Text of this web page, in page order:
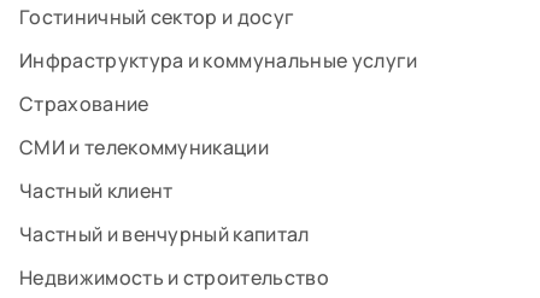
Гостиничный сектор и досуг
Инфраструктура и коммунальные услуги
Страхование
СМИ и телекоммуникации
Частный клиент
Частный и венчурный капитал
Недвижимость и строительство